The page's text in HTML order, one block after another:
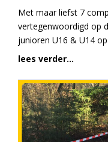
Met maar liefst 7
vertegenwoordigd op
junioren U16 & U14
lees verder...